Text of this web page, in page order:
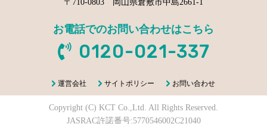
〒710-0803 岡山県倉敷市中島2661-1
お電話でのお問い合わせはこちら
0120-021-337
運営会社 サイトポリシー お問い合わせ
Copyright (C) KCT Co.,Ltd. All Rights Reserved.
JASRAC許諾番号:5770546002C21040